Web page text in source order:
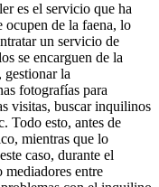
es el servicio que ha
ocupen de la faena, lo
un servicio de
se encarguen de la
gestionar la
fotografías para
visitas, buscar inquilinos
Todo esto, antes de
mientras que lo
caso, durante el
entre